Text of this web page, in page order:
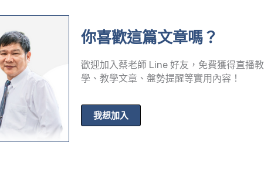
你喜歡這篇文章嗎？
歡迎加入蔡老師 Line 好友，免費獲得直播教
學、教學文章、盤勢提醒等實用內容！
我想加入